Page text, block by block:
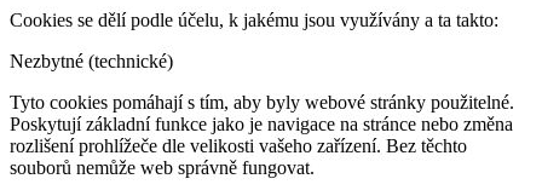
Cookies se dělí podle účelu, k jakému jsou využívány a ta takto:
Nezbytné (technické)
Tyto cookies pomáhají s tím, aby byly webové stránky použitelné.
Poskytují základní funkce jako je navigace na stránce nebo změna
rozlišení prohlížeče dle velikosti vašeho zařízení. Bez těchto
souborů nemůže web správně fungovat.